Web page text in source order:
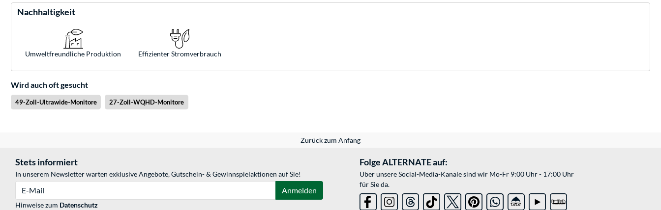
Nachhaltigkeit
Umweltfreundliche Produktion Effizienter Stromverbrauch
Wird auch oft gesucht
49-Zoll-Ultrawide-Monitore 27-Zoll-WQHD-Monitore
Zurück zum Anfang
Stets informiert
In unserem Newsletter warten exklusive Angebote, Gutschein- & Gewinnspielaktionen auf Sie!
Anmelden
Hinweise zum Datenschutz
Folge ALTERNATE auf:
Über unsere Social-Media-Kanäle sind wir Mo-Fr 9:00 Uhr - 17:00 Uhr
für Sie da.